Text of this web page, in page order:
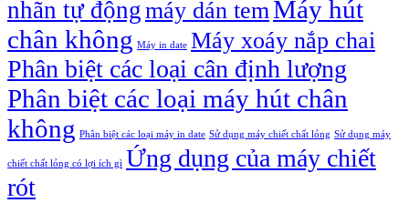
nhãn tự độngmáy dán temMáy hút
chân không Máy in date Máy xoáy nắp chai
Phân biệt các loại cân định lượng
Phân biệt các loại máy hút chân
không Phân biệt các loại máy in date Sử dụng máy chiết chất lỏng Sử dụng máy
chiết chất lỏng có lợi ích gì Ứng dụng của máy chiết
rót